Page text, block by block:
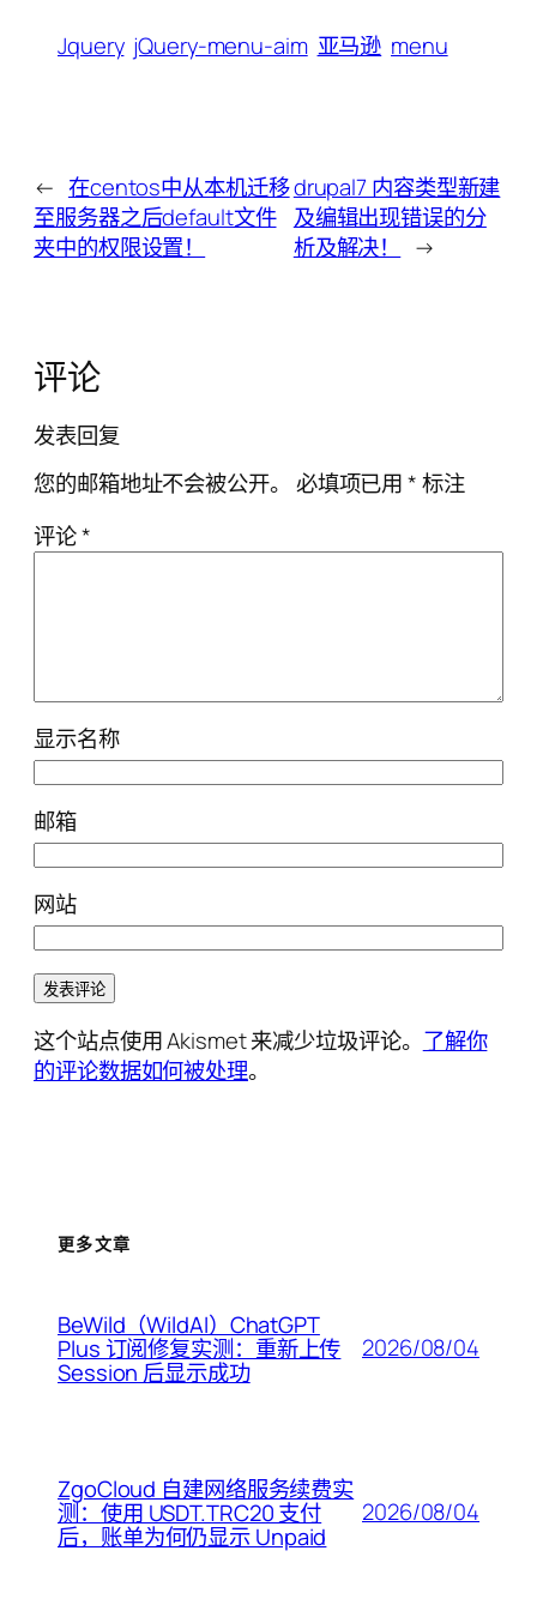
Jquery jQuery-menu-aim 亚马逊 menu
← 在centos中从本机迁移
至服务器之后default文件
夹中的权限设置！
drupal7 内容类型新建
及编辑出现错误的分
析及解决！
→
评论
发表回复
您的邮箱地址不会被公开。 必填项已用*标注
评论*
显示名称
邮箱
网站
这个站点使用 Akismet 来减少垃圾评论。 了解你
的评论数据如何被处理。
更多文章
BeWild（WildAI）ChatGPT
Plus 订阅修复实测：重新上传
Session 后显示成功
2026/08/04
ZgoCloud 自建网络服务续费实
测：使用 USDT.TRC20 支付
后，账单为何仍显示 Unpaid
2026/08/04